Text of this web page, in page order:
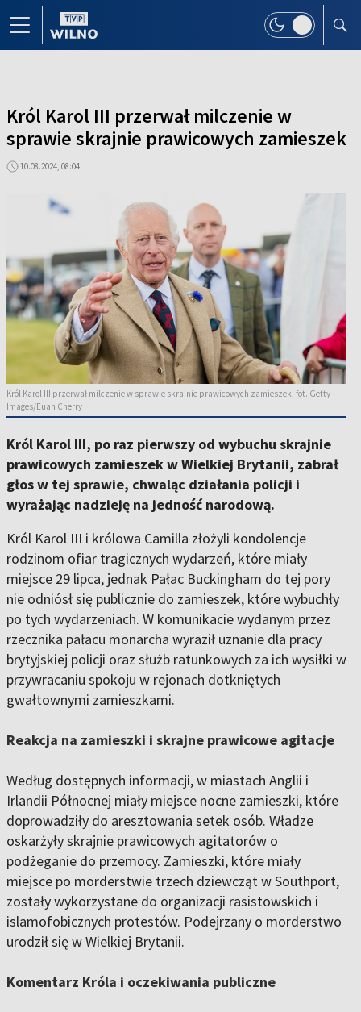
Król Karol III przerwał milczenie w
sprawie skrajnie prawicowych zamieszek
10.08.2024, 08:04
Król Karol III przerwał milczenie w sprawie skrajnie prawicowych zamieszek, fot. Getty
Images/Euan Cherry
Król Karol III, po raz pierwszy od wybuchu skrajnie
prawicowych zamieszek w Wielkiej Brytanii, zabrał
głos w tej sprawie, chwaląc działania policji i
wyrażając nadzieję na jedność narodową.
Król Karol III i królowa Camilla złożyli kondolencje
rodzinom ofiar tragicznych wydarzeń, które miały
miejsce 29 lipca, jednak Pałac Buckingham do tej pory
nie odniósł się publicznie do zamieszek, które wybuchły
po tych wydarzeniach. W komunikacie wydanym przez
rzecznika pałacu monarcha wyraził uznanie dla pracy
brytyjskiej policji oraz służb ratunkowych za ich wysiłki w
przywracaniu spokoju w rejonach dotkniętych
gwałtownymi zamieszkami.
Reakcja na zamieszki i skrajne prawicowe agitacje
Według dostępnych informacji, w miastach Anglii i
Irlandii Północnej miały miejsce nocne zamieszki, które
doprowadziły do aresztowania setek osób. Władze
oskarżyły skrajnie prawicowych agitatorów o
podżeganie do przemocy. Zamieszki, które miały
miejsce po morderstwie trzech dziewcząt w Southport,
zostały wykorzystane do organizacji rasistowskich i
islamofobicznych protestów. Podejrzany o morderstwo
urodził się w Wielkiej Brytanii.
Komentarz Króla i oczekiwania publiczne